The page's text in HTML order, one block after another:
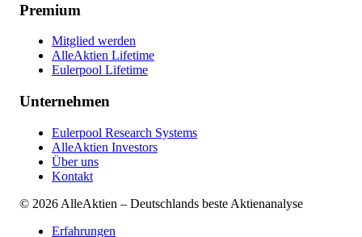
Premium
Mitglied werden
AlleAktien Lifetime
Eulerpool Lifetime
Unternehmen
Eulerpool Research Systems
AlleAktien Investors
Über uns
Kontakt
© 2026 AlleAktien – Deutschlands beste Aktienanalyse
Erfahrungen